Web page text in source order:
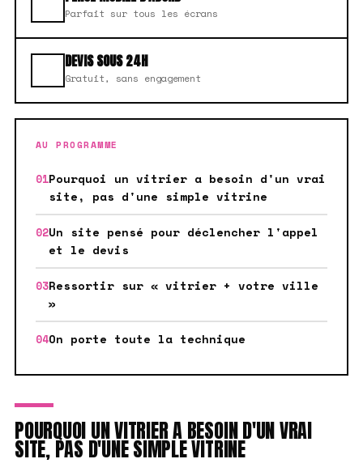
Parfait sur tous les écrans
DEVIS SOUS 24H
Gratuit, sans engagement
AU PROGRAMME
Pourquoi un vitrier a besoin d'un vrai
site, pas d'une simple vitrine
Un site pensé pour déclencher l'appel
et le devis
Ressortir sur « vitrier + votre ville
»
On porte toute la technique
POURQUOI UN VITRIER A BESOIN D'UN VRAI
SITE, PAS D'UNE SIMPLE VITRINE